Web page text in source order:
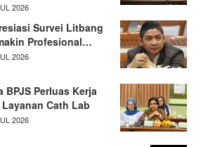
2026
Survei Litbang
Profesional…
2026
BPJS Perluas Kerja
Cath Lab
2026